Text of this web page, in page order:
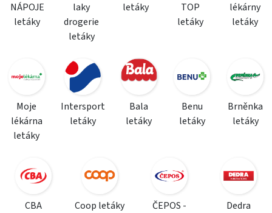
NÁPOJE
letáky
laky
drogerie
letáky
letáky
TOP
letáky
lékárny
letáky
Moje
lékárna
letáky
Intersport
letáky
Bala
letáky
Benu
letáky
Brněnka
letáky
CBA
Coop letáky
ČEPOS -
Dedra